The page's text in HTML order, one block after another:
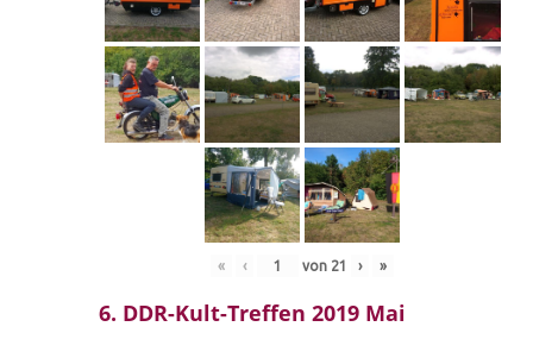
« ‹ von 21 › »
6. DDR-Kult-Treffen 2019 Mai